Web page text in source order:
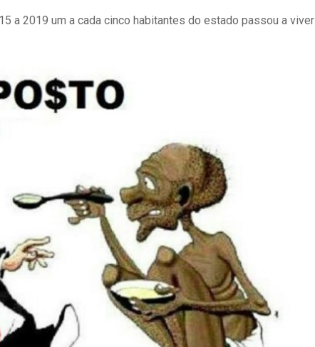
a 2019 um a cada cinco habitantes do estado passou a viver